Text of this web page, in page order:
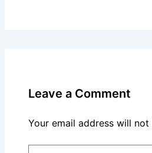
Leave a Comment
Your email address will not